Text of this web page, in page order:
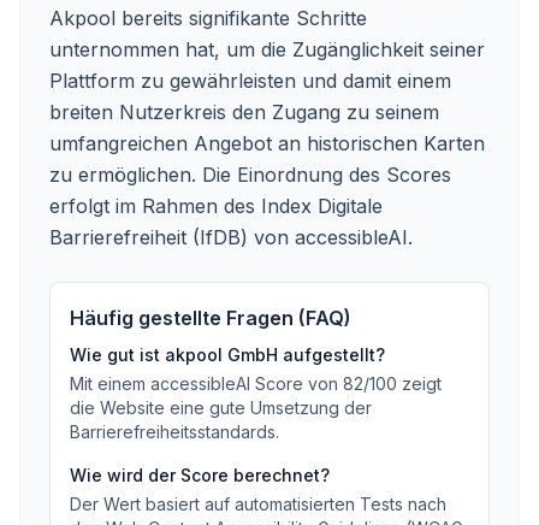
Akpool bereits signifikante Schritte
unternommen hat, um die Zugänglichkeit seiner
Plattform zu gewährleisten und damit einem
breiten Nutzerkreis den Zugang zu seinem
umfangreichen Angebot an historischen Karten
zu ermöglichen. Die Einordnung des Scores
erfolgt im Rahmen des Index Digitale
Barrierefreiheit (IfDB) von accessibleAI.
Häufig gestellte Fragen (FAQ)
Wie gut ist akpool GmbH aufgestellt?
Mit einem accessibleAI Score von 82/100 zeigt
die Website eine gute Umsetzung der
Barrierefreiheitsstandards.
Wie wird der Score berechnet?
Der Wert basiert auf automatisierten Tests nach